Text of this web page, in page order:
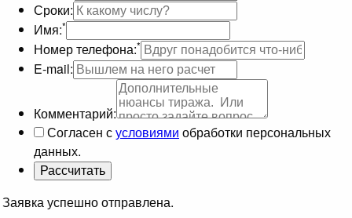
Сроки:
Имя:*
Номер телефона:*
E-mail:
Комментарий:
Согласен сусловиями обработки персональных
данных.
Заявка успешно отправлена.